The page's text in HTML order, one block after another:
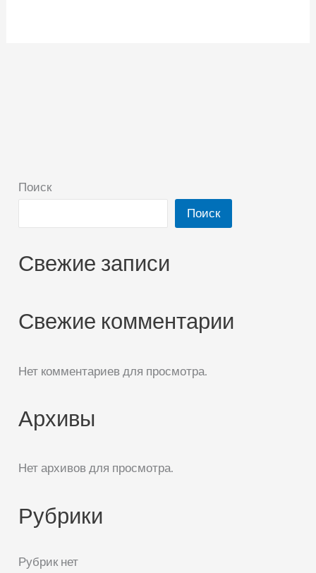
Поиск
Поиск
Свежие записи
Свежие комментарии
Нет комментариев для просмотра.
Архивы
Нет архивов для просмотра.
Рубрики
Рубрик нет